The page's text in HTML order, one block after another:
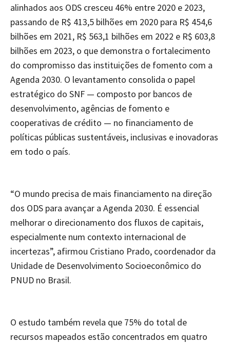
alinhados aos ODS cresceu 46% entre 2020 e 2023,
passando de R$ 413,5 bilhões em 2020 para R$ 454,6
bilhões em 2021, R$ 563,1 bilhões em 2022 e R$ 603,8
bilhões em 2023, o que demonstra o fortalecimento
do compromisso das instituições de fomento com a
Agenda 2030. O levantamento consolida o papel
estratégico do SNF — composto por bancos de
desenvolvimento, agências de fomento e
cooperativas de crédito — no financiamento de
políticas públicas sustentáveis, inclusivas e inovadoras
em todo o país.
“O mundo precisa de mais financiamento na direção
dos ODS para avançar a Agenda 2030. É essencial
melhorar o direcionamento dos fluxos de capitais,
especialmente num contexto internacional de
incertezas”, afirmou Cristiano Prado, coordenador da
Unidade de Desenvolvimento Socioeconômico do
PNUD no Brasil.
O estudo também revela que 75% do total de
recursos mapeados estão concentrados em quatro